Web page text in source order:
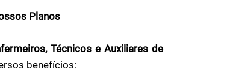
Planos
Técnicos e Auxiliares de
benefícios: